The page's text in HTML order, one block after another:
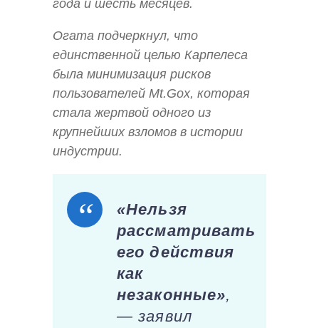
года и шесть месяцев.
Огата подчеркнул, что
единственной целью Карпелеса
была минимизация рисков
пользователей Mt.Gox, которая
стала жертвой одного из
крупнейших взломов в истории
индустрии.
«Нельзя
рассматривать
его действия
как
незаконные»,
— заявил